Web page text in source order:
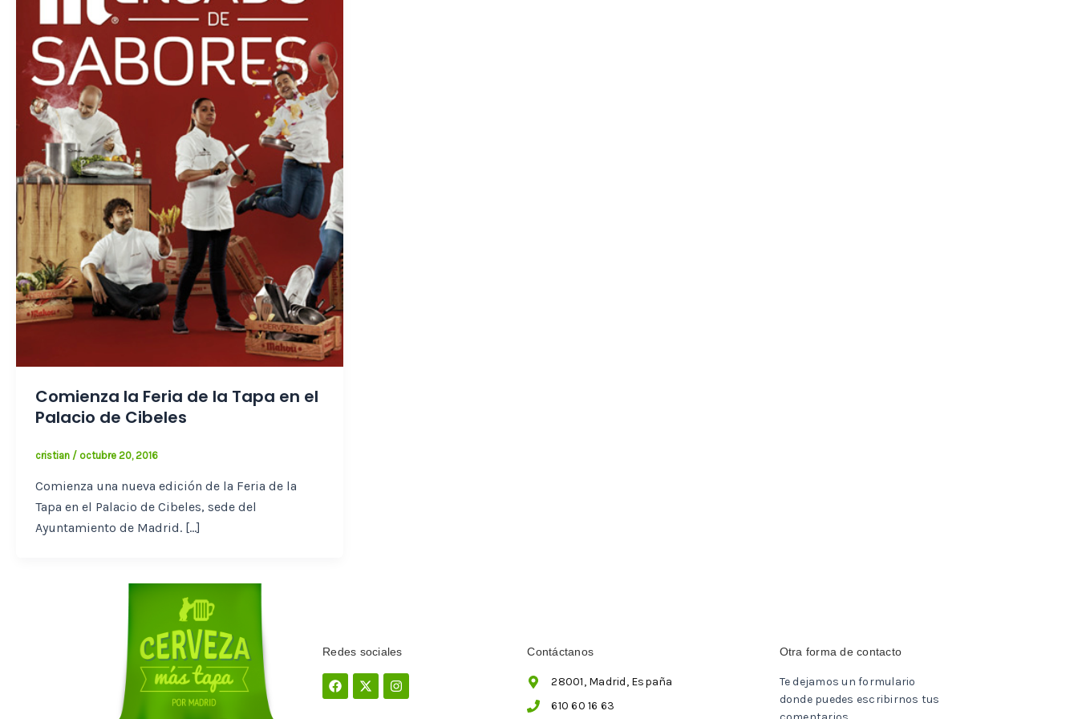
Comienza la Feria de la Tapa en el
Palacio de Cibeles
cristian / octubre 20, 2016
Comienza una nueva edición de la Feria de la
Tapa en el Palacio de Cibeles, sede del
Ayuntamiento de Madrid. […]
Redes sociales
Facebook
X-
twitter
Instagram
Contáctanos
28001, Madrid, España
610 60 16 63
Otra forma de contacto
Te dejamos un formulario
donde puedes escribirnos tus